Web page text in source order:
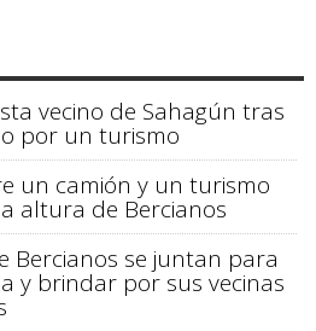
vecino de Sahagún tras
por un turismo
un camión y un turismo
altura de Bercianos
Bercianos se juntan para
y brindar por sus vecinas